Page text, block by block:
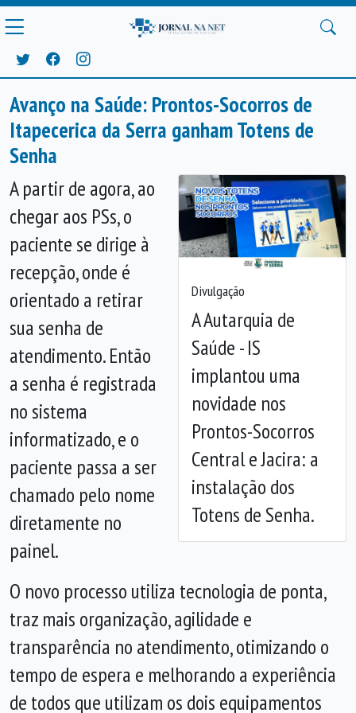
Avanço na Saúde: Prontos-Socorros de
Itapecerica da Serra ganham Totens de
Senha
Divulgação
A Autarquia de
Saúde - IS
implantou uma
novidade nos
Prontos-Socorros
Central e Jacira: a
instalação dos
Totens de Senha.
Anterior
A partir de agora, ao
chegar aos PSs, o
paciente se dirige à
recepção, onde é
orientado a retirar
sua senha de
atendimento. Então
a senha é registrada
no sistema
informatizado, e o
paciente passa a ser
chamado pelo nome
diretamente no
painel.
O novo processo utiliza tecnologia de ponta,
traz mais organização, agilidade e
transparência no atendimento, otimizando o
tempo de espera e melhorando a experiência
de todos que utilizam os dois equipamentos